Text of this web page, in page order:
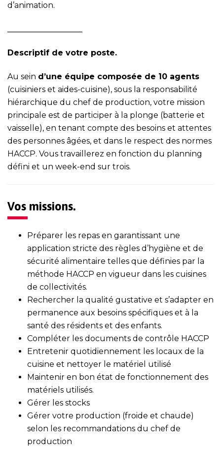
d’animation.
Descriptif de votre poste.
Au sein d’une équipe composée de 10 agents
(cuisiniers et aides-cuisine), sous la responsabilité
hiérarchique du chef de production, votre mission
principale est de participer à la plonge (batterie et
vaisselle), en tenant compte des besoins et attentes
des personnes âgées, et dans le respect des normes
HACCP. Vous travaillerez en fonction du planning
défini et un week-end sur trois.
Vos missions.
Préparer les repas en garantissant une
application stricte des règles d’hygiène et de
sécurité alimentaire telles que définies par la
méthode HACCP en vigueur dans les cuisines
de collectivités.
Rechercher la qualité gustative et s’adapter en
permanence aux besoins spécifiques et à la
santé des résidents et des enfants.
Compléter les documents de contrôle HACCP
Entretenir quotidiennement les locaux de la
cuisine et nettoyer le matériel utilisé
Maintenir en bon état de fonctionnement des
matériels utilisés.
Gérer les stocks
Gérer votre production (froide et chaude)
selon les recommandations du chef de
production